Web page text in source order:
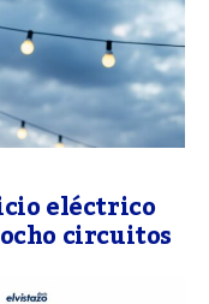
eléctrico
circuitos